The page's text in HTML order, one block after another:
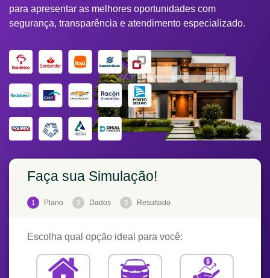
para apresentar as melhores oportunidades com
segurança, transparência e atendimento especializado.
Faça sua Simulação!
1 Plano 2 Dados 3 Resultado
Escolha qual opção ideal para você: